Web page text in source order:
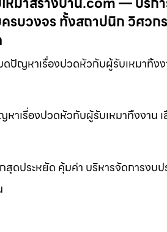
รบวงจร ทั้งสถาปนิก วิศวก
ปัญหาเรื่องปวดหัวกับผู้รับเหมาทิ้งง
เรื่องปวดหัวกับผู้รับเหมาทิ้งงาน เ
ดประหยัด คุ้มค่า บริหารจัดการงบ